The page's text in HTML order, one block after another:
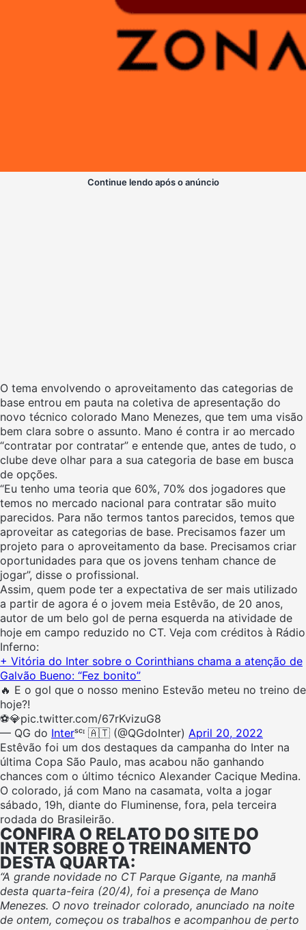
Continue lendo após o anúncio
O tema envolvendo o aproveitamento das categorias de
base entrou em pauta na coletiva de apresentação do
novo técnico colorado Mano Menezes, que tem uma visão
bem clara sobre o assunto. Mano é contra ir ao mercado
“contratar por contratar” e entende que, antes de tudo, o
clube deve olhar para a sua categoria de base em busca
de opções.
“Eu tenho uma teoria que 60%, 70% dos jogadores que
temos no mercado nacional para contratar são muito
parecidos. Para não termos tantos parecidos, temos que
aproveitar as categorias de base. Precisamos fazer um
projeto para o aproveitamento da base. Precisamos criar
oportunidades para que os jovens tenham chance de
jogar”, disse o profissional.
Assim, quem pode ter a expectativa de ser mais utilizado
a partir de agora é o jovem meia Estêvão, de 20 anos,
autor de um belo gol de perna esquerda na atividade de
hoje em campo reduzido no CT. Veja com créditos à Rádio
Inferno:
+ Vitória do Inter sobre o Corinthians chama a atenção de
Galvão Bueno: “Fez bonito”
🔥 E o gol que o nosso menino Estevão meteu no treino de
hoje?!
⚽️💎pic.twitter.com/67rKvizuG8
— QG do Interˢᶜᶦ 🇦🇹 (@QGdoInter) April 20, 2022
Estêvão foi um dos destaques da campanha do Inter na
última Copa São Paulo, mas acabou não ganhando
chances com o último técnico Alexander Cacique Medina.
O colorado, já com Mano na casamata, volta a jogar
sábado, 19h, diante do Fluminense, fora, pela terceira
rodada do Brasileirão.
CONFIRA O RELATO DO SITE DO
INTER SOBRE O TREINAMENTO
DESTA QUARTA:
“A grande novidade no CT Parque Gigante, na manhã
desta quarta-feira (20/4), foi a presença de Mano
Menezes. O novo treinador colorado, anunciado na noite
de ontem, começou os trabalhos e acompanhou de perto